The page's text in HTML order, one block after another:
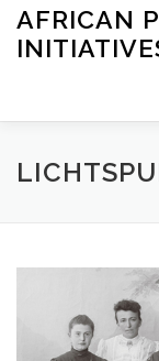
Saltar
contenido
AFRICAN